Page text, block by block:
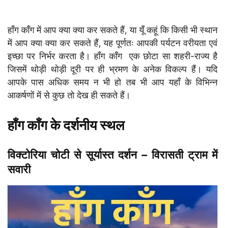
हाँग काँग में आप क्या क्या कर सकते हैं, या यूँ कहूं कि किसी भी स्थान
में आप क्या क्या कर सकते हैं, यह पूर्णतः आपकी पर्यटन वरीयता एवं
इच्छा पर निर्भर करता है। हाँग काँग एक छोटा सा शहरी-राज्य है
जिसमें थोड़ी थोड़ी दूरी पर ही भ्रमण के अनेक विकल्प हैं। यदि
आपके पास अधिक समय न भी हो तब भी आप यहाँ के विभिन्न
आकर्षणों में से कुछ तो देख ही सकते हैं।
हाँग काँग के दर्शनीय स्थल
विक्टोरिया चोटी से सूर्यास्त दर्शन – विरासती ट्राम में
सवारी